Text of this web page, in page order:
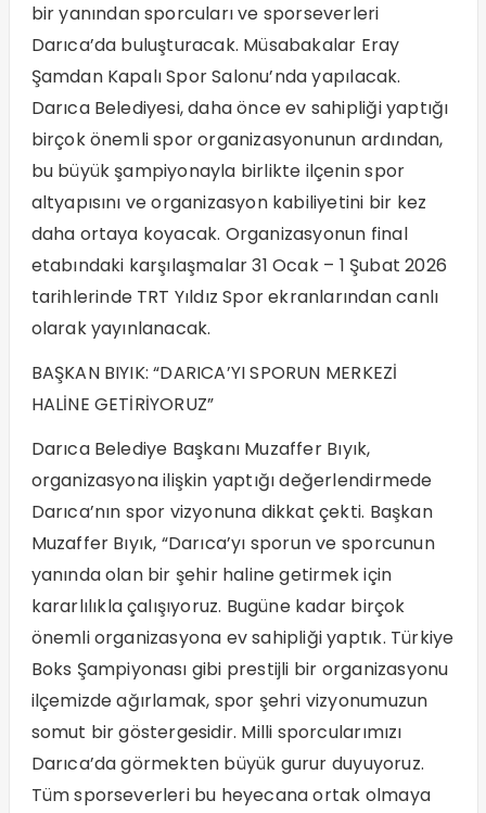
bir yanından sporcuları ve sporseverleri
Darıca’da buluşturacak. Müsabakalar Eray
Şamdan Kapalı Spor Salonu’nda yapılacak.
Darıca Belediyesi, daha önce ev sahipliği yaptığı
birçok önemli spor organizasyonunun ardından,
bu büyük şampiyonayla birlikte ilçenin spor
altyapısını ve organizasyon kabiliyetini bir kez
daha ortaya koyacak. Organizasyonun final
etabındaki karşılaşmalar 31 Ocak – 1 Şubat 2026
tarihlerinde TRT Yıldız Spor ekranlarından canlı
olarak yayınlanacak.
BAŞKAN BIYIK: “DARICA’YI SPORUN MERKEZİ
HALİNE GETİRİYORUZ”
Darıca Belediye Başkanı Muzaffer Bıyık,
organizasyona ilişkin yaptığı değerlendirmede
Darıca’nın spor vizyonuna dikkat çekti. Başkan
Muzaffer Bıyık, “Darıca’yı sporun ve sporcunun
yanında olan bir şehir haline getirmek için
kararlılıkla çalışıyoruz. Bugüne kadar birçok
önemli organizasyona ev sahipliği yaptık. Türkiye
Boks Şampiyonası gibi prestijli bir organizasyonu
ilçemizde ağırlamak, spor şehri vizyonumuzun
somut bir göstergesidir. Milli sporcularımızı
Darıca’da görmekten büyük gurur duyuyoruz.
Tüm sporseverleri bu heyecana ortak olmaya